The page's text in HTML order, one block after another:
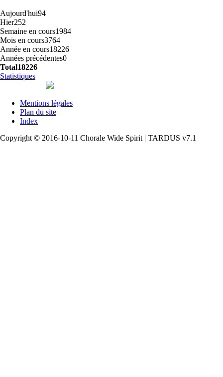
Aujourd'hui94
Hier252
Semaine en cours1984
Mois en cours3764
Année en cours18226
Années précédentes0
Total18226
Statistiques
Mentions légales
Plan du site
Index
Copyright © 2016-10-11 Chorale Wide Spirit | TARDUS v7.1